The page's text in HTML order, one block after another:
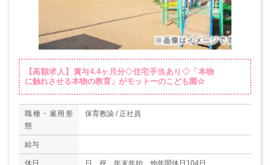
【高額求人】賞与4.4ヶ月分◇住宅手当あり◇「本物
に触れさせる本物の教育」がモットーのこども園☆
職種・雇用形
態
保育教諭 / 正社員
給与
休日 日、祝、年末年始、他年間休日104日